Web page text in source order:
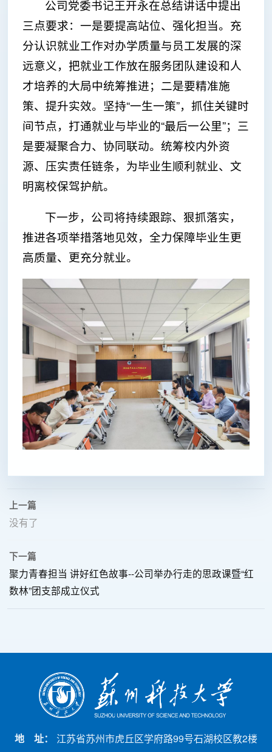
公司党委书记王开永在总结讲话中提出
三点要求：一是要提高站位、强化担当。充
分认识就业工作对办学质量与员工发展的深
远意义，把就业工作放在服务团队建设和人
才培养的大局中统筹推进；二是要精准施
策、提升实效。坚持“一生一策”，抓住关键时
间节点，打通就业与毕业的“最后一公里”；三
是要凝聚合力、协同联动。统筹校内外资
源、压实责任链条，为毕业生顺利就业、文
明离校保驾护航。
下一步，公司将持续跟踪、狠抓落实，
推进各项举措落地见效，全力保障毕业生更
高质量、更充分就业。
上一篇
没有了
下一篇
聚力青春担当 讲好红色故事--公司举办行走的思政课暨“红
数林”团支部成立仪式
地 址： 江苏省苏州市虎丘区学府路99号石湖校区教2楼